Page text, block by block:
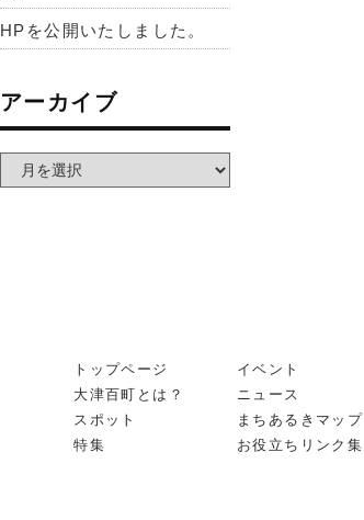
HPを公開いたしました。
アーカイブ
トップページ
大津百町とは？
スポット
特集
イベント
ニュース
まちあるきマップ
お役立ちリンク集